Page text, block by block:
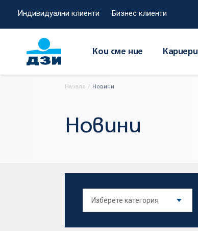
Индивидуални клиенти Бизнес клиенти
Кои сме ние Кариери
Начало / Новини
Новини